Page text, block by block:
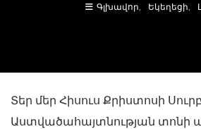
Գլխավոր Եկեղեցի
Տեր մեր Հիսուս Քրիստոսի
Աստվածահայտնության տոնի